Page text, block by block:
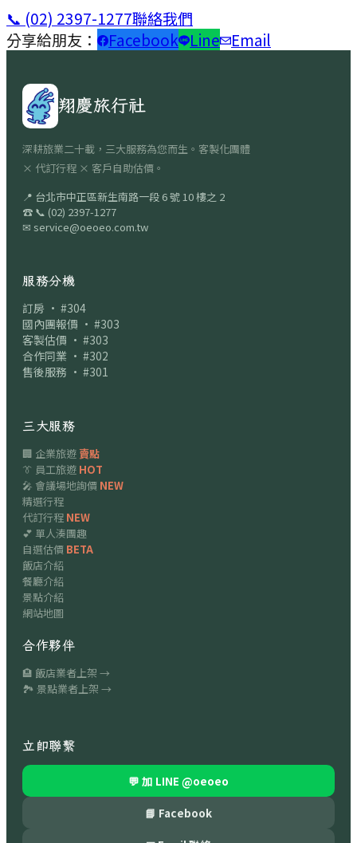
📞 (02) 2397-1277聯絡我們
分享給朋友：
Facebook Line Email
翔慶旅行社
深耕旅業二十載，三大服務為您而生。客製化團體
× 代訂行程 × 客戶自助估價。
📍 台北市中正區新生南路一段 6 號 10 樓之 2
☎ 📞 (02) 2397-1277
✉ service@oeoeo.com.tw
服務分機
訂房 · #304
國內團報價 · #303
客製估價 · #303
合作同業 · #302
售後服務 · #301
三大服務
🏢 企業旅遊賣點
👔 員工旅遊 HOT
🎤 會議場地詢價 NEW
精選行程
代訂行程 NEW
💕 單人湊團趣
自選估價 BETA
飯店介紹
餐廳介紹
景點介紹
網站地圖
合作夥伴
🏨 飯店業者上架 →
🏞 景點業者上架 →
立即聯繫
💬 加 LINE @oeoeo
📘 Facebook